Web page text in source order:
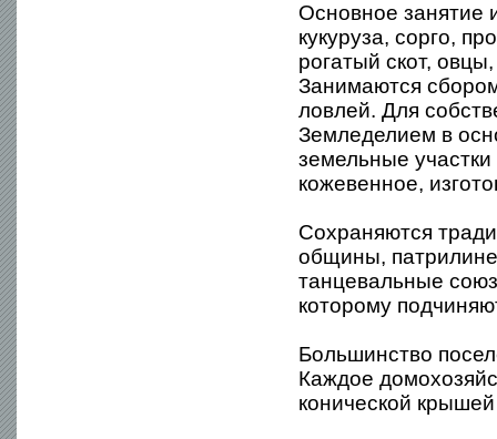
Основное занятие
кукуруза, сорго,
рогатый скот,
Занимаются
ловлей. Для
Земледелием в
земельные
кожевенное,
Сохраняются
общины,
танцевальные
которому
Большинство
Каждое
конической